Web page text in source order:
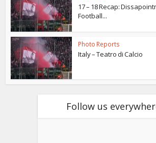
17 – 18 Recap:
Football...
Photo Reports
Italy – Teatro di Calcio
Follow us